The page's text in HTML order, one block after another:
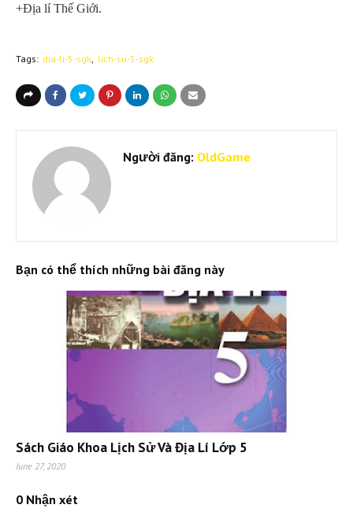
+Địa lí Thế Giới.
Tags: dia-li-5-sgk lich-su-5-sgk
Người đăng: OldGame
Bạn có thể thích những bài đăng này
Sách Giáo Khoa Lịch Sử Và Địa Lí Lớp 5
June 27, 2020
0 Nhận xét